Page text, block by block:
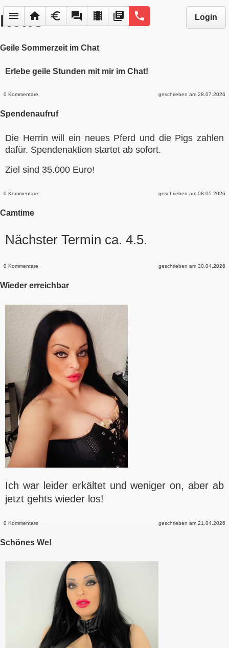
menu home euro forum local_movies library_books phone Login
News
Geile Sommerzeit im Chat
Erlebe geile Stunden mit mir im Chat!
0 Kommentare geschrieben am 28.07.2026
Spendenaufruf
Die Herrin will ein neues Pferd und die Pigs zahlen
dafür. Spendenaktion startet ab sofort.
Ziel sind 35.000 Euro!
0 Kommentare geschrieben am 08.05.2026
Camtime
Nächster Termin ca. 4.5.
0 Kommentare geschrieben am 30.04.2026
Wieder erreichbar
Ich war leider erkältet und weniger on, aber ab
jetzt gehts wieder los!
0 Kommentare geschrieben am 21.04.2026
Schönes We!